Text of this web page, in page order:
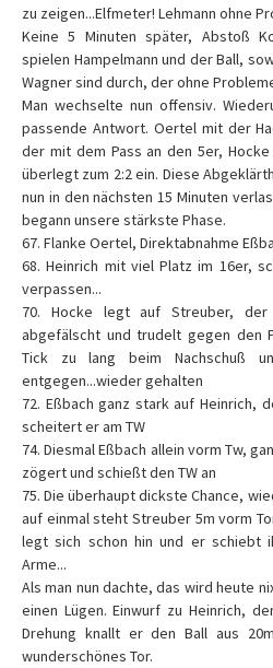
zu zeigen...Elfmeter! Lehmann ohne
Keine 5 Minuten später, Abstoß
spielen Hampelmann und der Ball,
Wagner sind durch, der ohne
Man wechselte nun offensiv.
passende Antwort. Oertel mit der
der mit dem Pass an den 5er,
überlegt zum 2:2 ein. Diese
nun in den nächsten 15 Minuten
begann unsere stärkste Phase.
67. Flanke Oertel, Direktabnahme
68. Heinrich mit viel Platz im 16er,
verpassen...
70. Hocke legt auf Streuber,
abgefälscht und trudelt gegen den
Tick zu lang beim Nachschuß
entgegen...wieder gehalten
72. Eßbach ganz stark auf Heinrich,
scheitert er am TW
74. Diesmal Eßbach allein vorm Tw,
zögert und schießt den TW an
75. Die überhaupt dickste Chance,
auf einmal steht Streuber 5m vorm
legt sich schon hin und er schiebt
Arme...
Als man nun dachte, das wird heute
einen Lügen. Einwurf zu Heinrich,
Drehung knallt er den Ball aus
wunderschönes Tor.